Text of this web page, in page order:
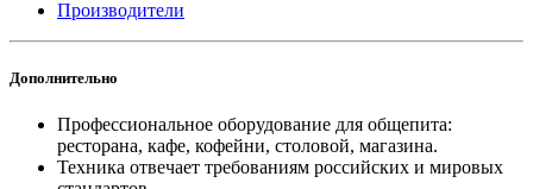
Производители
Дополнительно
Профессиональное оборудование для общепита:
ресторана, кафе, кофейни, столовой, магазина.
Техника отвечает требованиям российских и мировых